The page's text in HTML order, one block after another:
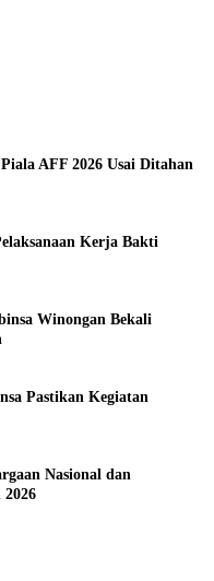
AFF 2026 Usai Ditahan
Kerja Bakti
Winongan Bekali
Pastikan Kegiatan
Nasional dan
2026